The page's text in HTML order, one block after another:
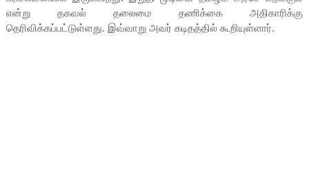
என்று தகவல் தலைமை தணிக்கை அதிகாரிக்கு
தெரிவிக்கப்பட்டுள்ளது. இவ்வாறு அவர் கடிதத்தில் கூறியுள்ளார்.